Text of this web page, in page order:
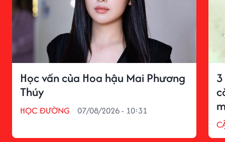
Học vấn của Hoa hậu Mai Phương
Thúy
HỌC ĐƯỜNG 07/08/2026 - 10:31